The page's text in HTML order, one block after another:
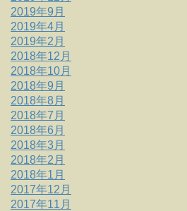
2019年9月
2019年4月
2019年2月
2018年12月
2018年10月
2018年9月
2018年8月
2018年7月
2018年6月
2018年3月
2018年2月
2018年1月
2017年12月
2017年11月